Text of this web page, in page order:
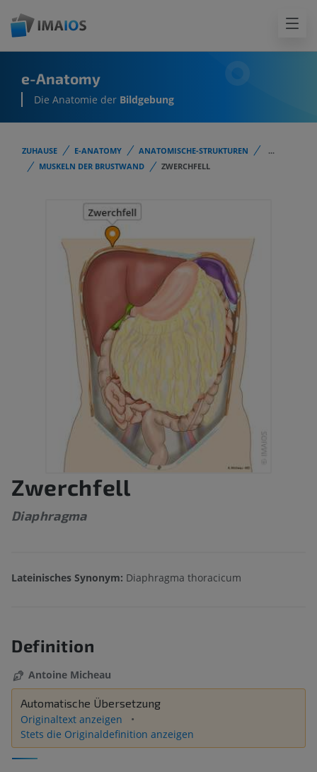
e-Anatomy
Die Anatomie der Bildgebung
ZUHAUSE E-ANATOMY ANATOMISCHE-STRUKTUREN
...
MUSKELN DER BRUSTWAND
ZWERCHFELL
Zwerchfell
Diaphragma
Lateinisches Synonym: Diaphragma thoracicum
Definition
Antoine Micheau
Automatische Übersetzung
Originaltext anzeigen
Stets die Originaldefinition anzeigen